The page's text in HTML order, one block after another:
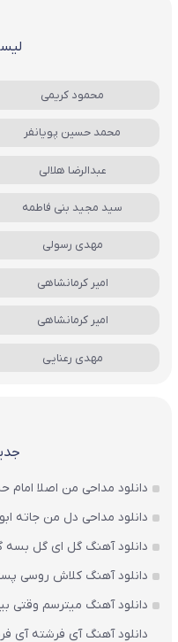
محمود کریمی
محمد حسین پویانفر
عبدالرضا هلالی
سید مجید بنی فاطمه
مهدی رسولی
امیر کرمانشاهی
امیر کرمانشاهی
مهدی رعنایی
دانلود مداحی من اصلا امام
دانلود مداحی دل من جاته
دانلود آهنگ گل ای گل بسه
دانلود آهنگ کلاش روسی پستو جیم ۱۱
دانلود آهنگ میترسم وقتی
دانلود آهنگ آی فرشته آی